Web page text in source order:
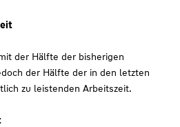
der Hälfte der bisherigen
der Hälfte der in den letzten
zu leistenden Arbeitszeit.